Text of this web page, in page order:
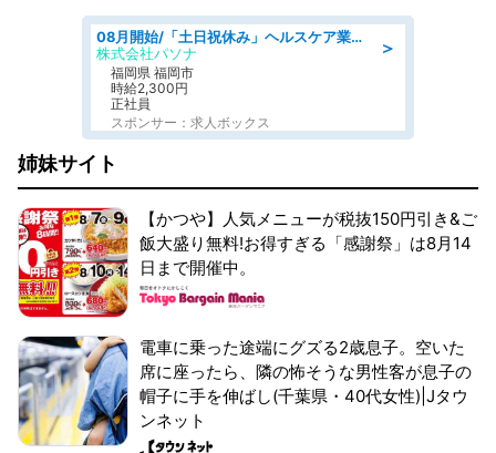
＞
08月開始/「土日祝休み」ヘルスケア業界の産業保健師/高時給/未経験OK/要資格:保健師、正看護師
株式会社パソナ
福岡県 福岡市
時給2,300円
正社員
スポンサー：求人ボックス
姉妹サイト
【かつや】人気メニューが税抜150円引き&ご
飯大盛り無料!お得すぎる「感謝祭」は8月14
日まで開催中。
電車に乗った途端にグズる2歳息子。空いた
席に座ったら、隣の怖そうな男性客が息子の
帽子に手を伸ばし(千葉県・40代女性)|Jタウ
ンネット